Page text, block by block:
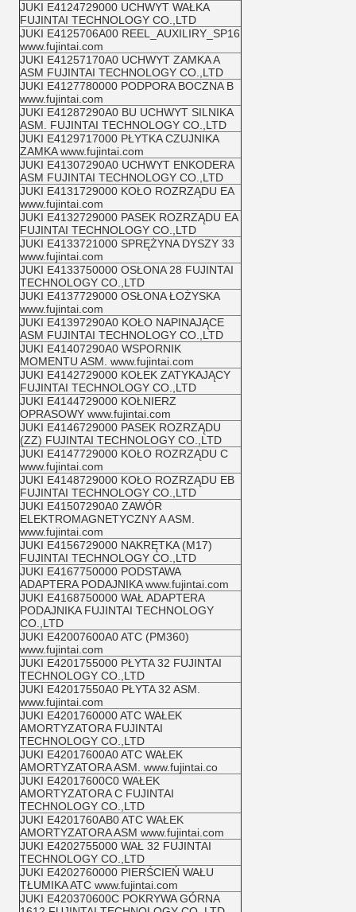
JUKI E4124729000 UCHWYT WAŁKA
FUJINTAI TECHNOLOGY CO.,LTD
JUKI E4125706A00 REEL_AUXILIRY_SP16
www.fujintai.com
JUKI E41257170A0 UCHWYT ZAMKA A
ASM FUJINTAI TECHNOLOGY CO.,LTD
JUKI E4127780000 PODPORA BOCZNA B
www.fujintai.com
JUKI E41287290A0 BU UCHWYT SILNIKA
ASM. FUJINTAI TECHNOLOGY CO.,LTD
JUKI E4129717000 PŁYTKA CZUJNIKA
ZAMKA www.fujintai.com
JUKI E41307290A0 UCHWYT ENKODERA
ASM FUJINTAI TECHNOLOGY CO.,LTD
JUKI E4131729000 KOŁO ROZRZĄDU EA
www.fujintai.com
JUKI E4132729000 PASEK ROZRZĄDU EA
FUJINTAI TECHNOLOGY CO.,LTD
JUKI E4133721000 SPRĘŻYNA DYSZY 33
www.fujintai.com
JUKI E4133750000 OSŁONA 28 FUJINTAI
TECHNOLOGY CO.,LTD
JUKI E4137729000 OSŁONA ŁOŻYSKA
www.fujintai.com
JUKI E41397290A0 KOŁO NAPINAJĄCE
ASM FUJINTAI TECHNOLOGY CO.,LTD
JUKI E41407290A0 WSPORNIK
MOMENTU ASM. www.fujintai.com
JUKI E4142729000 KOŁEK ZATYKAJĄCY
FUJINTAI TECHNOLOGY CO.,LTD
JUKI E4144729000 KOŁNIERZ
OPRASOWY www.fujintai.com
JUKI E4146729000 PASEK ROZRZĄDU
(ZZ) FUJINTAI TECHNOLOGY CO.,LTD
JUKI E4147729000 KOŁO ROZRZĄDU C
www.fujintai.com
JUKI E4148729000 KOŁO ROZRZĄDU EB
FUJINTAI TECHNOLOGY CO.,LTD
JUKI E41507290A0 ZAWÓR
ELEKTROMAGNETYCZNY A ASM.
www.fujintai.com
JUKI E4156729000 NAKRĘTKA (M17)
FUJINTAI TECHNOLOGY CO.,LTD
JUKI E4167750000 PODSTAWA
ADAPTERA PODAJNIKA www.fujintai.com
JUKI E4168750000 WAŁ ADAPTERA
PODAJNIKA FUJINTAI TECHNOLOGY
CO.,LTD
JUKI E42007600A0 ATC (PM360)
www.fujintai.com
JUKI E4201755000 PŁYTA 32 FUJINTAI
TECHNOLOGY CO.,LTD
JUKI E42017550A0 PŁYTA 32 ASM.
www.fujintai.com
JUKI E4201760000 ATC WAŁEK
AMORTYZATORA FUJINTAI
TECHNOLOGY CO.,LTD
JUKI E42017600A0 ATC WAŁEK
AMORTYZATORA ASM. www.fujintai.co
JUKI E42017600C0 WAŁEK
AMORTYZATORA C FUJINTAI
TECHNOLOGY CO.,LTD
JUKI E4201760AB0 ATC WAŁEK
AMORTYZATORA ASM www.fujintai.com
JUKI E4202755000 WAŁ 32 FUJINTAI
TECHNOLOGY CO.,LTD
JUKI E4202760000 PIERŚCIEŃ WAŁU
TŁUMIKA ATC www.fujintai.com
JUKI E420370600C POKRYWA GÓRNA